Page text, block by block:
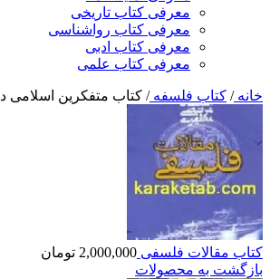
معرفی کتاب تاریخی
معرفی کتاب رواشناسی
معرفی کتاب ادبی
معرفی کتاب علمی
خانه/ کتاب فلسفه/ کتاب متفکرین اسلامی
کتاب مقالات فلسفی 2,000,000 تومان
بازگشت به محصولات